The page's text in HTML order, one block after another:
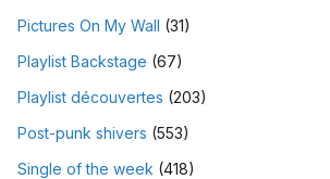
Pictures On My Wall (31)
Playlist Backstage (67)
Playlist découvertes (203)
Post-punk shivers (553)
Single of the week (418)